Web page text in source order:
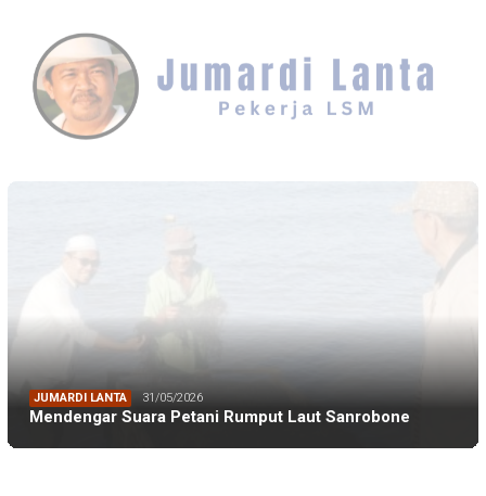
JUMARDI LANTA 31/05/2026
Mendengar Suara Petani Rumput Laut Sanrobone